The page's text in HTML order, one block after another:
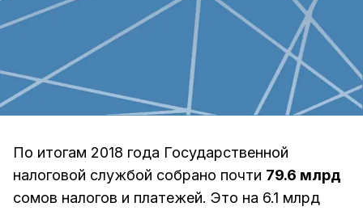
По итогам 2018 года Государственной
налоговой службой собрано почти 79.6 млрд
сомов налогов и платежей. Это на 6.1 млрд